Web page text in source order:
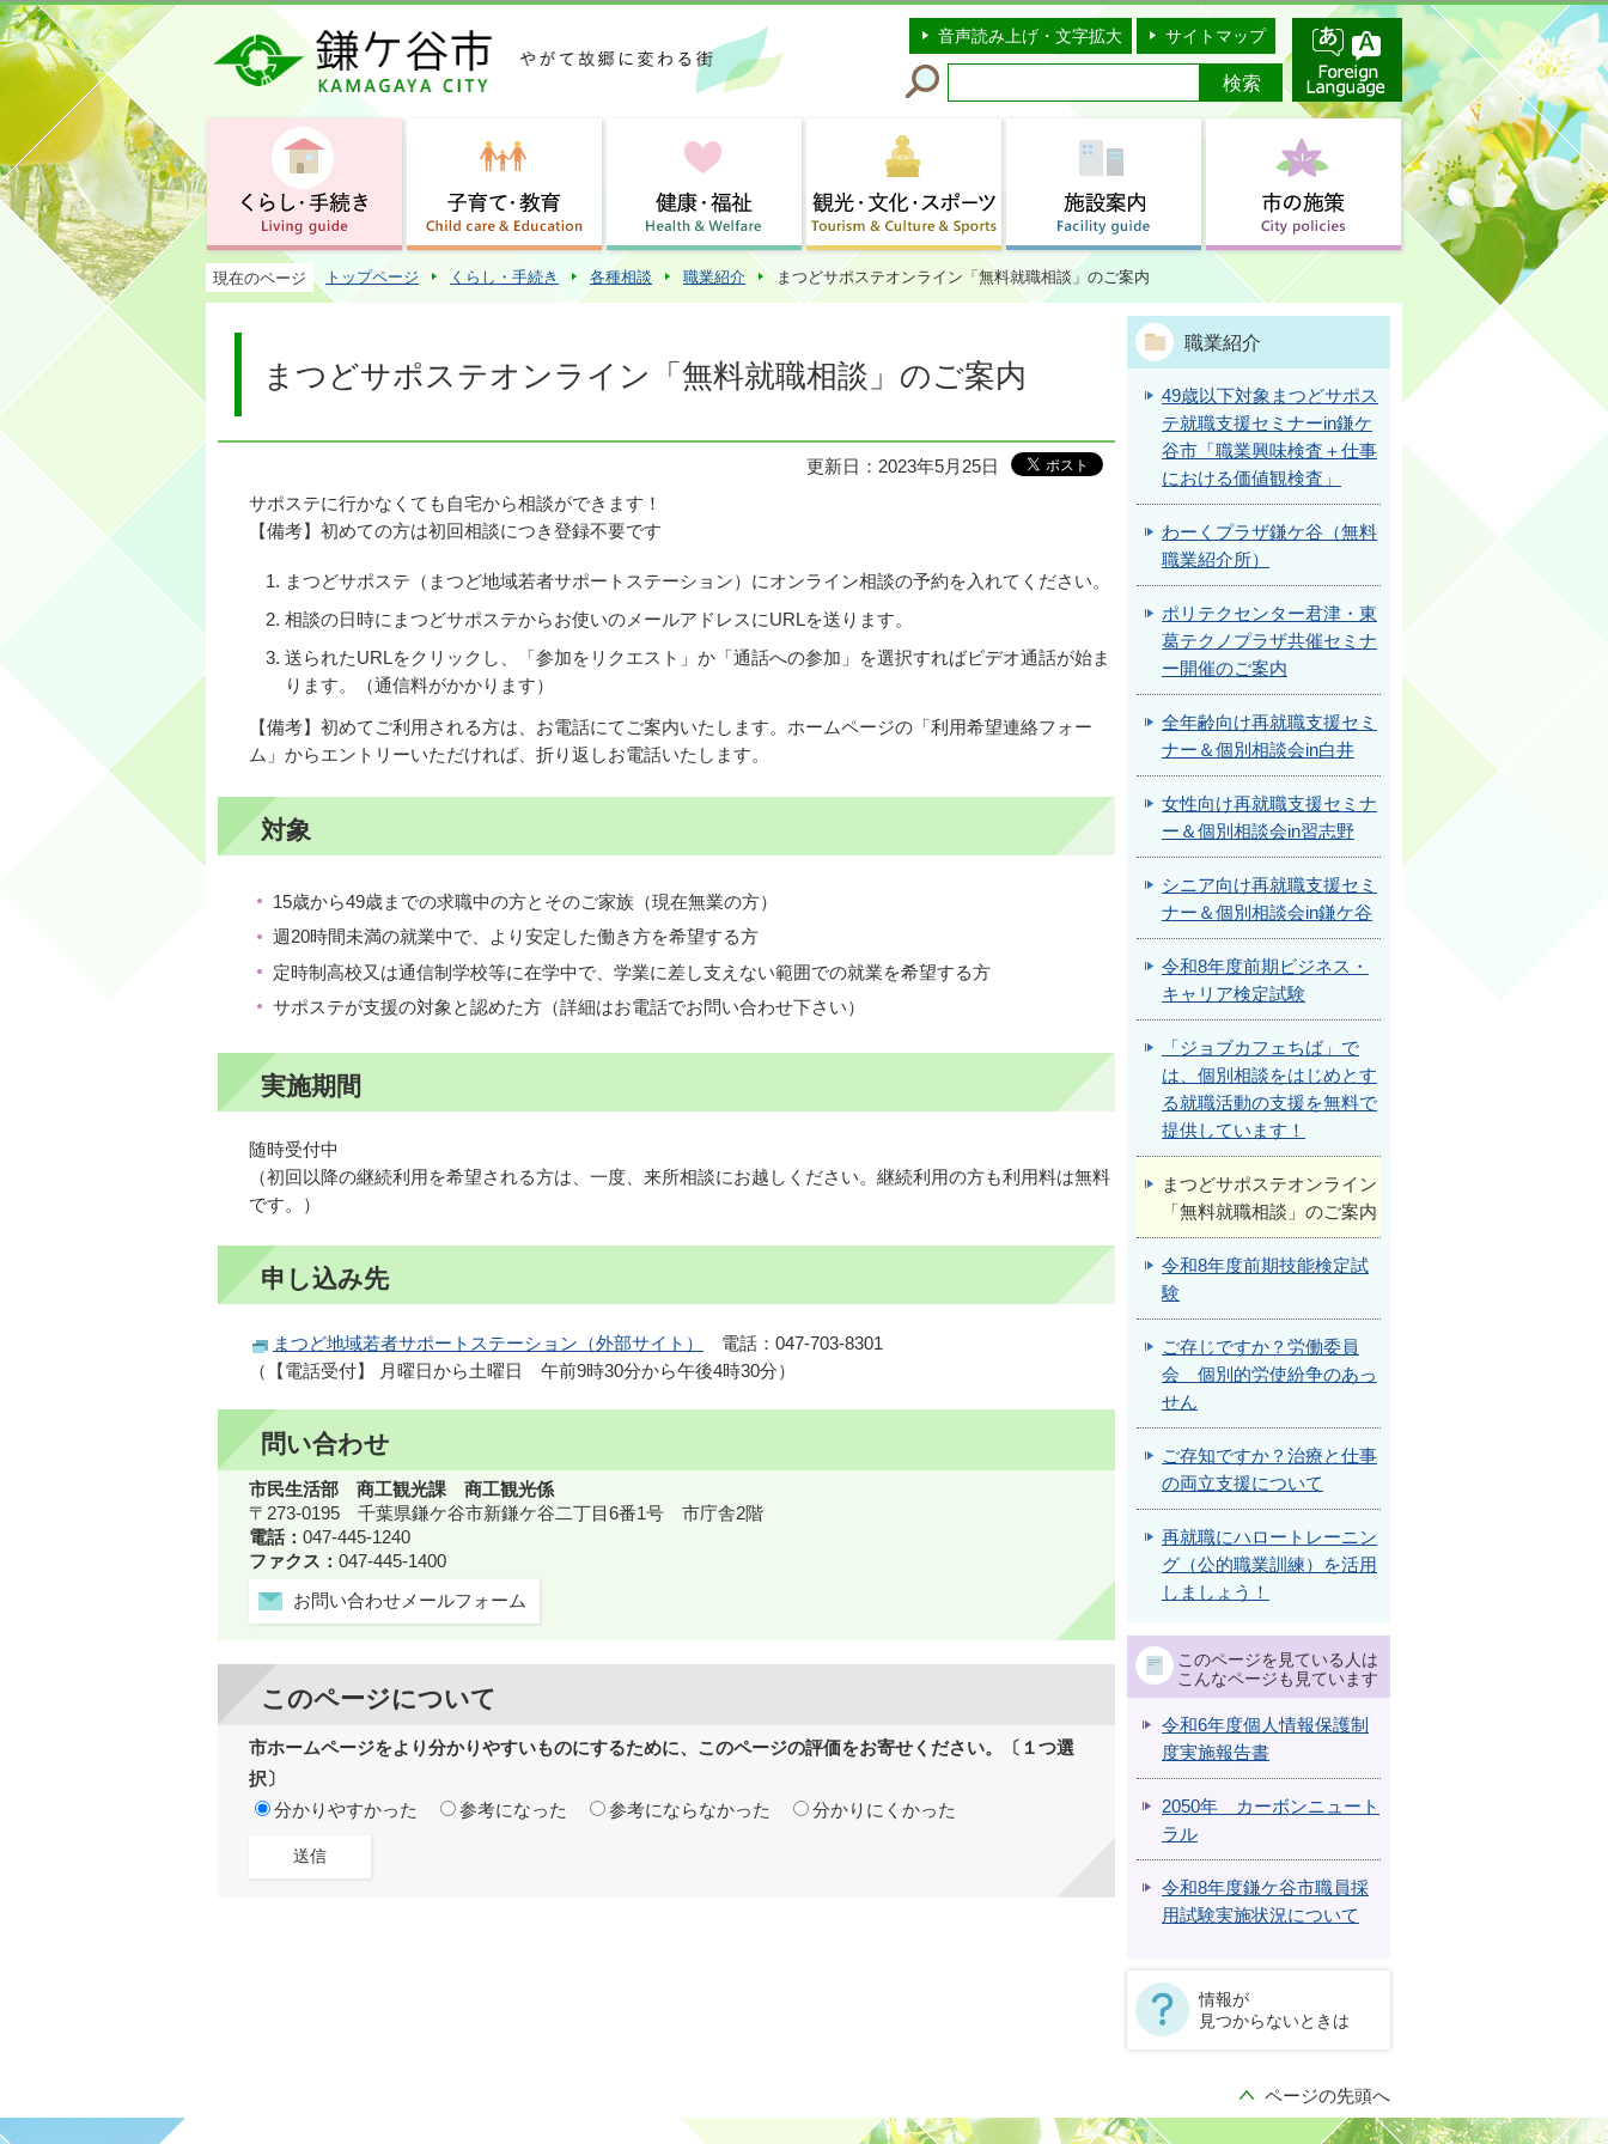
このページの本文へ移動
音声読み上げ・文字拡大 サイトマップ
現在のページ トップページ くらし・手続き 各種相談 職業紹介 まつどサポステオンライン「無料就職相談」のご案内
まつどサポステオンライン「無料就職相談」のご案内
更新日：2023年5月25日
サポステに行かなくても自宅から相談ができます！
【備考】初めての方は初回相談につき登録不要です
まつどサポステ（まつど地域若者サポートステーション）にオンライン相談の予約を入れてください。
相談の日時にまつどサポステからお使いのメールアドレスにURLを送ります。
送られたURLをクリックし、「参加をリクエスト」か「通話への参加」を選択すればビデオ通話が始ま
ります。（通信料がかかります）
【備考】初めてご利用される方は、お電話にてご案内いたします。ホームページの「利用希望連絡フォー
ム」からエントリーいただければ、折り返しお電話いたします。
対象
15歳から49歳までの求職中の方とそのご家族（現在無業の方）
週20時間未満の就業中で、より安定した働き方を希望する方
定時制高校又は通信制学校等に在学中で、学業に差し支えない範囲での就業を希望する方
サポステが支援の対象と認めた方（詳細はお電話でお問い合わせ下さい）
実施期間
随時受付中
（初回以降の継続利用を希望される方は、一度、来所相談にお越しください。継続利用の方も利用料は無料
です。）
申し込み先
まつど地域若者サポートステーション（外部サイト）
電話：047-703-8301
（【電話受付】 月曜日から土曜日 午前9時30分から午後4時30分）
問い合わせ
市民生活部 商工観光課 商工観光係
〒273-0195 千葉県鎌ケ谷市新鎌ケ谷二丁目6番1号 市庁舎2階
電話： 047-445-1240
ファクス： 047-445-1400
お問い合わせメールフォーム
このページについて
市ホームページをより分かりやすいものにするために、このページの評価をお寄せください。〔１つ選
択〕
分かりやすかった
参考になった 参考にならなかった 分かりにくかった
職業紹介
49歳以下対象まつどサポス
テ就職支援セミナーin鎌ケ
谷市「職業興味検査＋仕事
における価値観検査」
わーくプラザ鎌ケ谷（無料
職業紹介所）
ポリテクセンター君津・東
葛テクノプラザ共催セミナ
ー開催のご案内
全年齢向け再就職支援セミ
ナー＆個別相談会in白井
女性向け再就職支援セミナ
ー＆個別相談会in習志野
シニア向け再就職支援セミ
ナー＆個別相談会in鎌ケ谷
令和8年度前期ビジネス・
キャリア検定試験
「ジョブカフェちば」で
は、個別相談をはじめとす
る就職活動の支援を無料で
提供しています！
まつどサポステオンライン
「無料就職相談」のご案内
令和8年度前期技能検定試
験
ご存じですか？労働委員
会 個別的労使紛争のあっ
せん
ご存知ですか？治療と仕事
の両立支援について
再就職にハロートレーニン
グ（公的職業訓練）を活用
しましょう！
このページを見ている人は
こんなページも見ています
令和6年度個人情報保護制
度実施報告書
2050年 カーボンニュート
ラル
令和8年度鎌ケ谷市職員採
用試験実施状況について
情報が
見つからないときは
ページの先頭へ